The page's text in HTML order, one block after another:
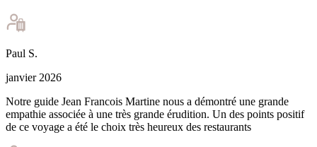
Paul S.
janvier 2026
Notre guide Jean Francois Martine nous a démontré une grande
empathie associée à une très grande érudition. Un des points positif
de ce voyage a été le choix très heureux des restaurants